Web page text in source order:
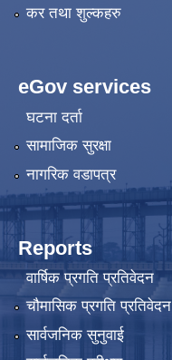
कर तथा शुल्कहरु
eGov services
घटना दर्ता
सामाजिक सुरक्षा
नागरिक वडापत्र
Reports
वार्षिक प्रगति प्रतिवेदन
चौमासिक प्रगति प्रतिवेदन
सार्वजनिक सुनुवाई